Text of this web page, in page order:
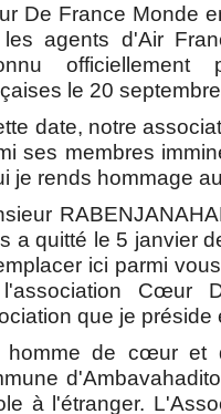
De France Monde
les agents d'Air
officiellement
le 20
date, notre
ses membres
je rends hommage
a quitté le 5 janvier
ici parmi
Cœur
que je préside
homme de cœur et
à l'étranger.